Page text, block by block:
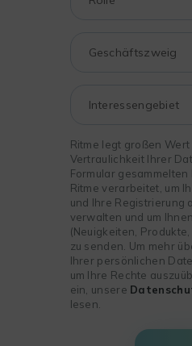
Ritme legt großen Wert
Vertraulichkeit Ihrer
Formular
Ritme verarbeitet, um
und Ihre Registrierung
verwalten und um
(Neuigkeiten,
zu senden. Um mehr
Ihrer persönlichen
um Ihre Rechte
ein, unsere
lesen.